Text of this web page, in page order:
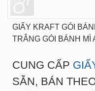
GIẤY KRAFT GÓI
TRẮNG GÓI BÁNH MÌ
CUNG CẤP
SẴN, BÁN